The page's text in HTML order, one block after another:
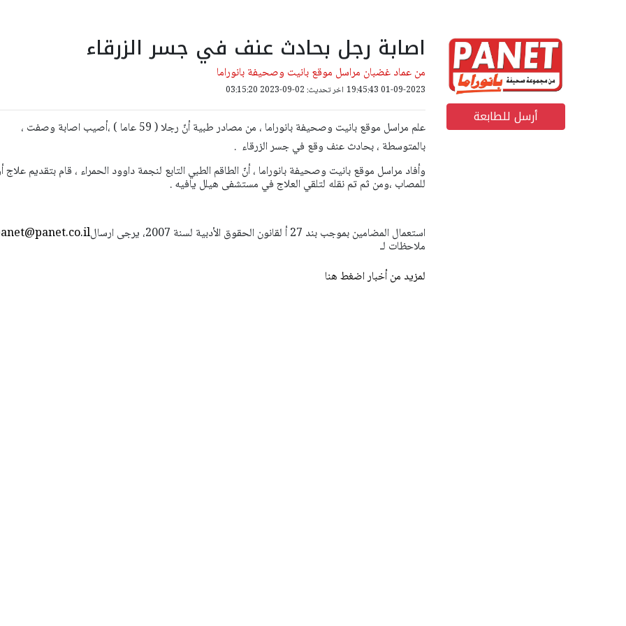
أرسل للطابعة
اصابة رجل بحادث عنف في جسر الزرقاء
من عماد غضبان مراسل موقع بانيت وصحيفة بانوراما
01-09-2023 19:45:43 اخر تحديث: 02-09-2023 03:15:20
علم مراسل موقع بانيت وصحيفة بانوراما ، من مصادر طبية أنّ رجلا ( 59 عاما ) ،أصيب اصابة وصفت ،
بالمتوسطة ، بحادث عنف وقع في جسر الزرقاء .
وأفاد مراسل موقع بانيت وصحيفة بانوراما ، أنّ الطاقم الطبي التابع لنجمة داوود الحمراء ، قام بتقديم علاج
للمصاب ،ومن ثم تم نقله لتلقي العلاج في مستشفى هيلل يافيه .
استعمال المضامين بموجب بند 27 أ لقانون الحقوق الأدبية لسنة 2007، يرجى ارسال
ملاحظات لـ
لمزيد من أخبار اضغط هنا